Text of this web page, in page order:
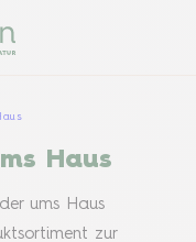
Haus
ums Haus
zur